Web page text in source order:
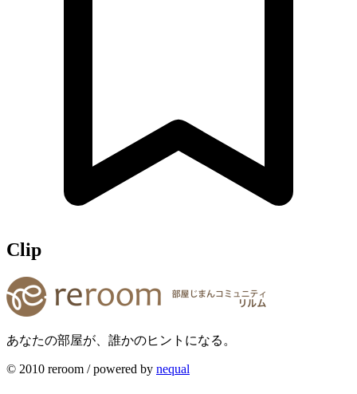
Clip
あなたの部屋が、誰かのヒントになる。
© 2010 reroom / powered by nequal